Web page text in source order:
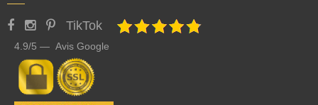
TikTok
4.9/5 — Avis Google